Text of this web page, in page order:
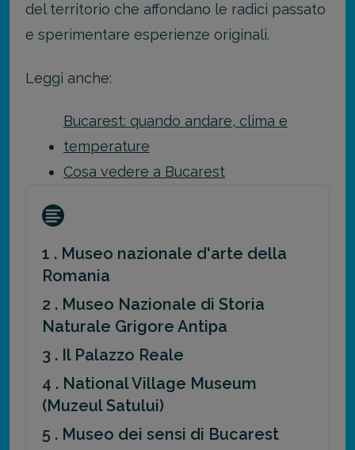
del territorio che affondano le radici passato
e sperimentare esperienze originali.
Leggi anche:
Bucarest: quando andare, clima e
temperature
Cosa vedere a Bucarest
1 . Museo nazionale d'arte della
Romania
2 . Museo Nazionale di Storia
Naturale Grigore Antipa
3 . Il Palazzo Reale
4 . National Village Museum
(Muzeul Satului)
5 . Museo dei sensi di Bucarest